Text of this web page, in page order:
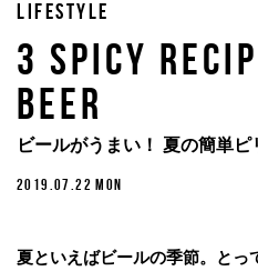
LIFESTYLE
3 SPICY
BEER
ビールがうまい！ 夏の簡単ピ
2019.07.22 MON
夏といえばビールの季節。とっ